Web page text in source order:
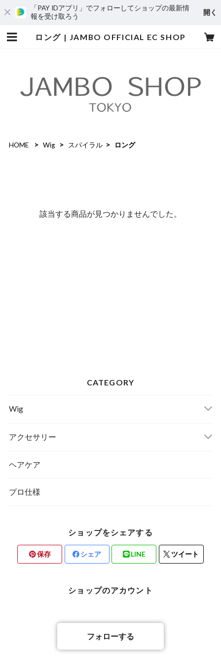
「PAY IDアプリ」でフォローしてショップの最新情
報を受け取ろう
開く
ロング | JAMBO OFFICIAL EC SHOP
HOME Wig スパイラル ロング
該当する商品が見つかりませんでした。
CATEGORY
Wig
スパイラル
ボブ
アフロ
ウエーブ
アクセサリー
ヘアケア
プロ仕様
ショップをシェアする
保存 シェア LINE ツイート
ショップのアカウント
フォローする